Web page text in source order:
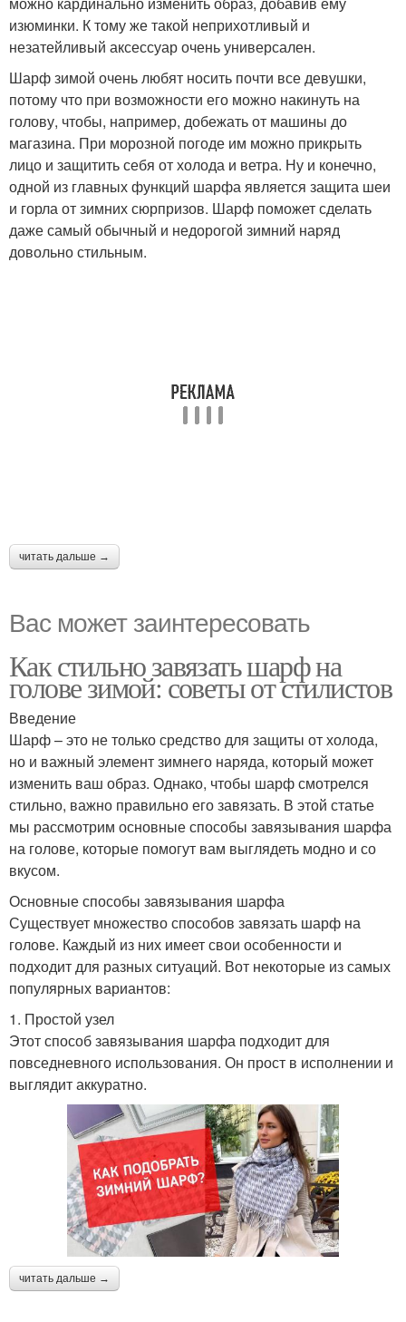
изюминки. К тому же такой неприхотливый и
незатейливый аксессуар очень универсален.
Шарф зимой очень любят носить почти все девушки,
потому что при возможности его можно накинуть на
голову, чтобы, например, добежать от машины до
магазина. При морозной погоде им можно прикрыть
лицо и защитить себя от холода и ветра. Ну и конечно,
одной из главных функций шарфа является защита шеи
и горла от зимних сюрпризов. Шарф поможет сделать
даже самый обычный и недорогой зимний наряд
довольно стильным.
читать дальше →
Вас может заинтересовать
Как стильно завязать шарф на
голове зимой: советы от стилистов
Введение
Шарф – это не только средство для защиты от холода,
но и важный элемент зимнего наряда, который может
изменить ваш образ. Однако, чтобы шарф смотрелся
стильно, важно правильно его завязать. В этой статье
мы рассмотрим основные способы завязывания шарфа
на голове, которые помогут вам выглядеть модно и со
вкусом.
Основные способы завязывания шарфа
Существует множество способов завязать шарф на
голове. Каждый из них имеет свои особенности и
подходит для разных ситуаций. Вот некоторые из самых
популярных вариантов:
1. Простой узел
Этот способ завязывания шарфа подходит для
повседневного использования. Он прост в исполнении и
выглядит аккуратно.
читать дальше →